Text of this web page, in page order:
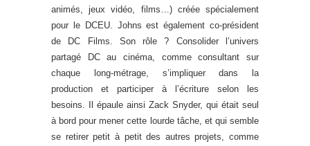
animés, jeux vidéo, films…) créée spécialement
pour le DCEU. Johns est également co-président
de DC Films. Son rôle ? Consolider l’univers
partagé DC au cinéma, comme consultant sur
chaque long-métrage, s’impliquer dans la
production et participer à l’écriture selon les
besoins. Il épaule ainsi Zack Snyder, qui était seul
à bord pour mener cette lourde tâche, et qui semble
se retirer petit à petit des autres projets, comme